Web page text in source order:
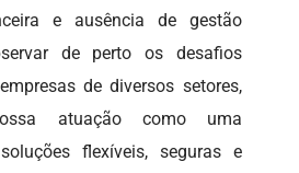
e ausência de gestão
de perto os desafios
de diversos setores,
atuação como uma
flexíveis, seguras e